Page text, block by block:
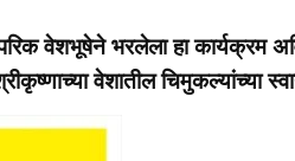
वेशभूषेने भरलेला हा कार्यक्रम
वेशातील चिमुकल्यांच्या